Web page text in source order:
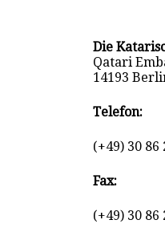
Die
Qatari
14193
Telefon:
(+49) 30 86
Fax:
(+49) 30 86